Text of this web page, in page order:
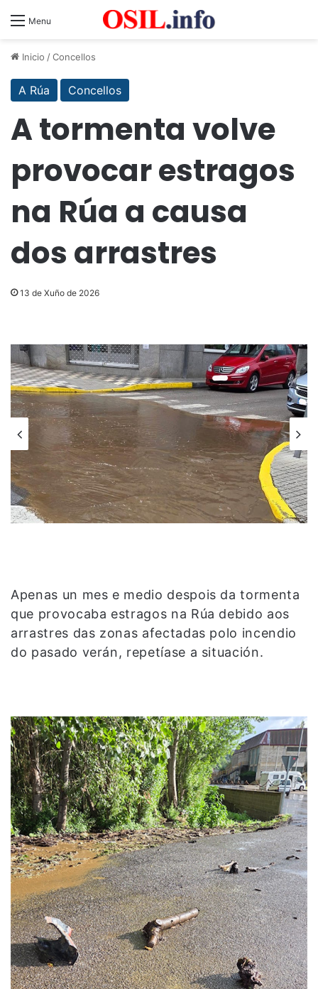
Menu
Inicio /Concellos
A Rúa Concellos
A tormenta volve
provocar estragos
na Rúa a causa
dos arrastres
13 de Xuño de 2026
Apenas un mes e medio despois da tormenta
que provocaba estragos na Rúa debido aos
arrastres das zonas afectadas polo incendio
do pasado verán, repetíase a situación.